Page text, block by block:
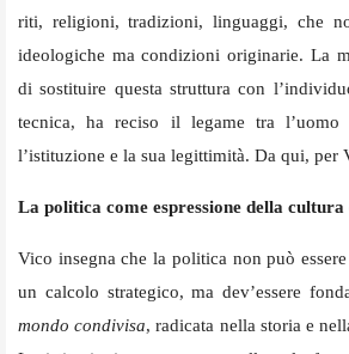
riti, religioni, tradizioni, linguaggi, che
ideologiche ma condizioni originarie. La
di sostituire questa struttura con
tecnica, ha reciso il legame tra
l’istituzione e la sua legittimità. Da qui, per
La politica come espressione della cultura
Vico insegna che la politica non può
un calcolo strategico, ma dev’essere
mondo condivisa, radicata nella storia e